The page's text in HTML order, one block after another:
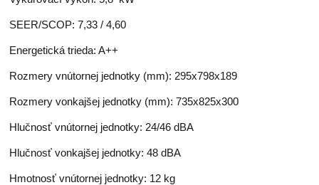
SEER/SCOP: 7,33 / 4,60
Energetická trieda: A++
Rozmery vnútornej jednotky (mm): 295x798x189
Rozmery vonkajšej jednotky (mm): 735x825x300
Hlučnosť vnútornej jednotky: 24/46 dBA
Hlučnosť vonkajšej jednotky: 48 dBA
Hmotnosť vnútornej jednotky: 12 kg